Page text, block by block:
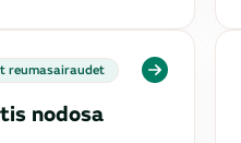
reumasairaudet
nodosa